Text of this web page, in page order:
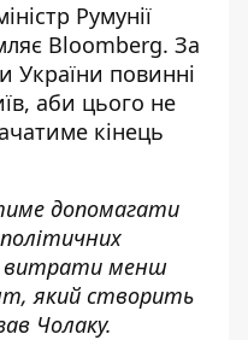
Румунії
Bloomberg. За
України повинні
аби цього не
кінець
допомагати
витрати менш
який створить
Чолаку.